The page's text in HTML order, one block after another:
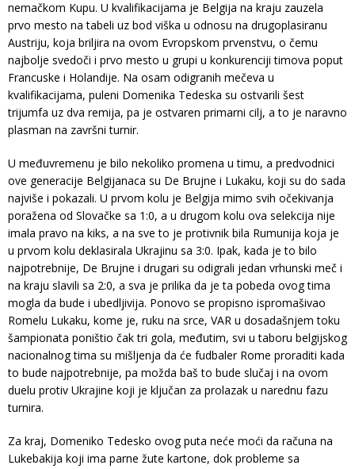
nemačkom Kupu. U kvalifikacijama je Belgija na kraju zauzela
prvo mesto na tabeli uz bod viška u odnosu na drugoplasiranu
Austriju, koja briljira na ovom Evropskom prvenstvu, o čemu
najbolje svedoči i prvo mesto u grupi u konkurenciji timova poput
Francuske i Holandije. Na osam odigranih mečeva u
kvalifikacijama, puleni Domenika Tedeska su ostvarili šest
trijumfa uz dva remija, pa je ostvaren primarni cilj, a to je naravno
plasman na završni turnir.
U međuvremenu je bilo nekoliko promena u timu, a predvodnici
ove generacije Belgijanaca su De Brujne i Lukaku, koji su do sada
najviše i pokazali. U prvom kolu je Belgija mimo svih očekivanja
poražena od Slovačke sa 1:0, a u drugom kolu ova selekcija nije
imala pravo na kiks, a na sve to je protivnik bila Rumunija koja je
u prvom kolu deklasirala Ukrajinu sa 3:0. Ipak, kada je to bilo
najpotrebnije, De Brujne i drugari su odigrali jedan vrhunski meč i
na kraju slavili sa 2:0, a sva je prilika da je ta pobeda ovog tima
mogla da bude i ubedljivija. Ponovo se propisno ispromašivao
Romelu Lukaku, kome je, ruku na srce, VAR u dosadašnjem toku
šampionata poništio čak tri gola, međutim, svi u taboru belgijskog
nacionalnog tima su mišljenja da će fudbaler Rome proraditi kada
to bude najpotrebnije, pa možda baš to bude slučaj i na ovom
duelu protiv Ukrajine koji je ključan za prolazak u narednu fazu
turnira.
Za kraj, Domeniko Tedesko ovog puta neće moći da računa na
Lukebakija koji ima parne žute kartone, dok probleme sa